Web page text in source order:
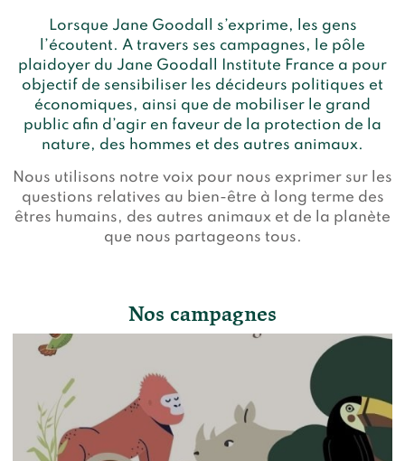
Lorsque Jane Goodall s’exprime, les gens
l’écoutent. A travers ses campagnes, le pôle
plaidoyer du Jane Goodall Institute France a pour
objectif de sensibiliser les décideurs politiques et
économiques, ainsi que de mobiliser le grand
public afin d’agir en faveur de la protection de la
nature, des hommes et des autres animaux.
Nous utilisons notre voix pour nous exprimer sur les
questions relatives au bien-être à long terme des
êtres humains, des autres animaux et de la planète
que nous partageons tous.
Nos campagnes